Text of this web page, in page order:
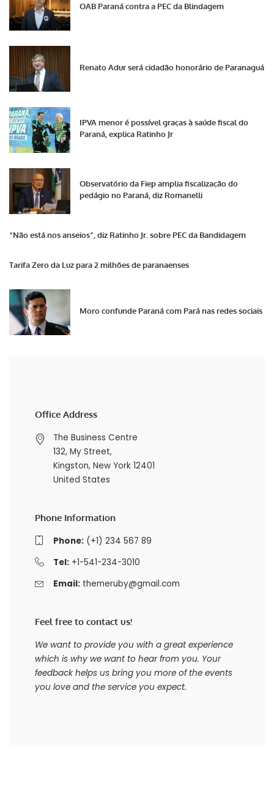
OAB Paraná contra a PEC da Blindagem
Renato Adur será cidadão honorário de Paranaguá
IPVA menor é possível graças à saúde fiscal do
Paraná, explica Ratinho Jr
Observatório da Fiep amplia fiscalização do
pedágio no Paraná, diz Romanelli
“Não está nos anseios”, diz Ratinho Jr. sobre PEC da Bandidagem
Tarifa Zero da Luz para 2 milhões de paranaenses
Moro confunde Paraná com Pará nas redes sociais
Office Address
The Business Centre
132, My Street,
Kingston, New York 12401
United States
Phone Information
Phone:(+1) 234 567 89
Tel:+1-541-234-3010
Email: themeruby@gmail.com
Feel free to contact us!
We want to provide you with a great experience
which is why we want to hear from you. Your
feedback helps us bring you more of the events
you love and the service you expect.